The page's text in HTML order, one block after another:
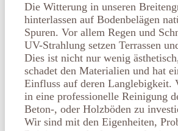
Die Witterung in unseren
hinterlassen auf Bodenbelägen
Spuren. Vor allem Regen und
UV-Strahlung setzen Terrassen
Dies ist nicht nur wenig
schadet den Materialien und hat
Einfluss auf deren Langlebigkeit.
in eine professionelle Reinigung
Beton-, oder Holzböden zu
Wir sind mit den Eigenheiten,